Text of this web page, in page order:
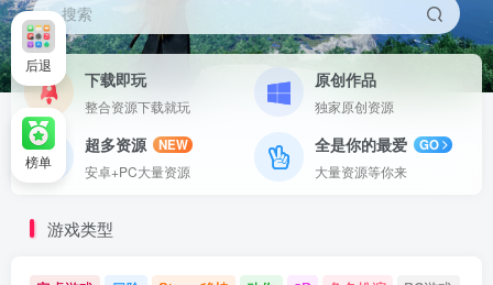
搜索
下载即玩
整合资源下载就玩
原创作品
独家原创资源
超多资源
NEW
安卓+PC大量资源
全是你的最爱
GO
大量资源等你来
游戏类型
后退
榜单